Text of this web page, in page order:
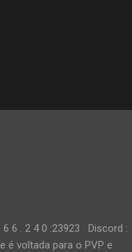
6 . 2 4 0 :23923 Discord :
é voltada para o PVP e